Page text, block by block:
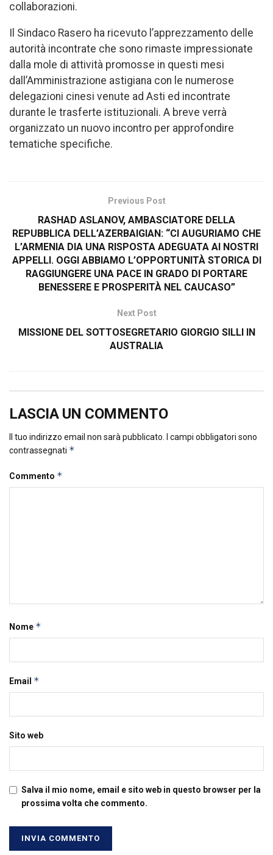
collaborazioni.
Il Sindaco Rasero ha ricevuto l’apprezzamento delle
autorità incontrate che sono rimaste impressionate
dalla mole di attività promosse in questi mesi
dall’Amministrazione astigiana con le numerose
delegazioni cinesi venute ad Asti ed incontrate
durante le trasferte istituzionali. A breve verrà
organizzato un nuovo incontro per approfondire
tematiche specifiche.
Previous Post
RASHAD ASLANOV, AMBASCIATORE DELLA
REPUBBLICA DELL’AZERBAIGIAN: “CI AUGURIAMO CHE
L’ARMENIA DIA UNA RISPOSTA ADEGUATA AI NOSTRI
APPELLI. OGGI ABBIAMO L’OPPORTUNITÀ STORICA DI
RAGGIUNGERE UNA PACE IN GRADO DI PORTARE
BENESSERE E PROSPERITÀ NEL CAUCASO”
Next Post
MISSIONE DEL SOTTOSEGRETARIO GIORGIO SILLI IN
AUSTRALIA
LASCIA UN COMMENTO
Il tuo indirizzo email non sarà pubblicato.
I campi obbligatori sono
contrassegnati *
Commento *
Nome *
Email *
Sito web
Salva il mio nome, email e sito web in questo browser per la
prossima volta che commento.